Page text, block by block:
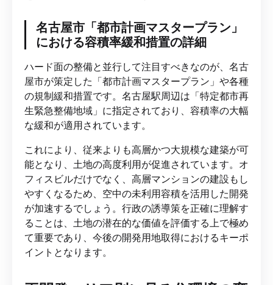
名古屋市「都市計画マスタープラン」
における容積率緩和措置の詳細
ハード面の整備と並行して注目すべきなのが、名古
屋市が策定した「都市計画マスタープラン」や各種
の規制緩和措置です。名古屋駅周辺は「特定都市再
生緊急整備地域」に指定されており、容積率の大幅
な緩和が適用されています。
これにより、従来よりも高層かつ大規模な建築が可
能となり、土地の高度利用が促進されています。オ
フィスビルだけでなく、高層マンションの建設もし
やすくなるため、空中の未利用容積を活用した開発
が加速するでしょう。行政の誘導策を正確に理解す
ることは、土地の潜在的な価値を評価する上で極め
て重要であり、今後の開発用地取得におけるキーポ
イントとなります。